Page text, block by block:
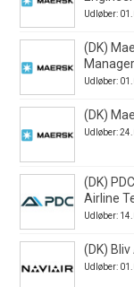
Udløber:
(DK)
Manager
Udløber:
(DK)
Udløber:
(DK)
Airline
Udløber:
(DK)
Udløber: